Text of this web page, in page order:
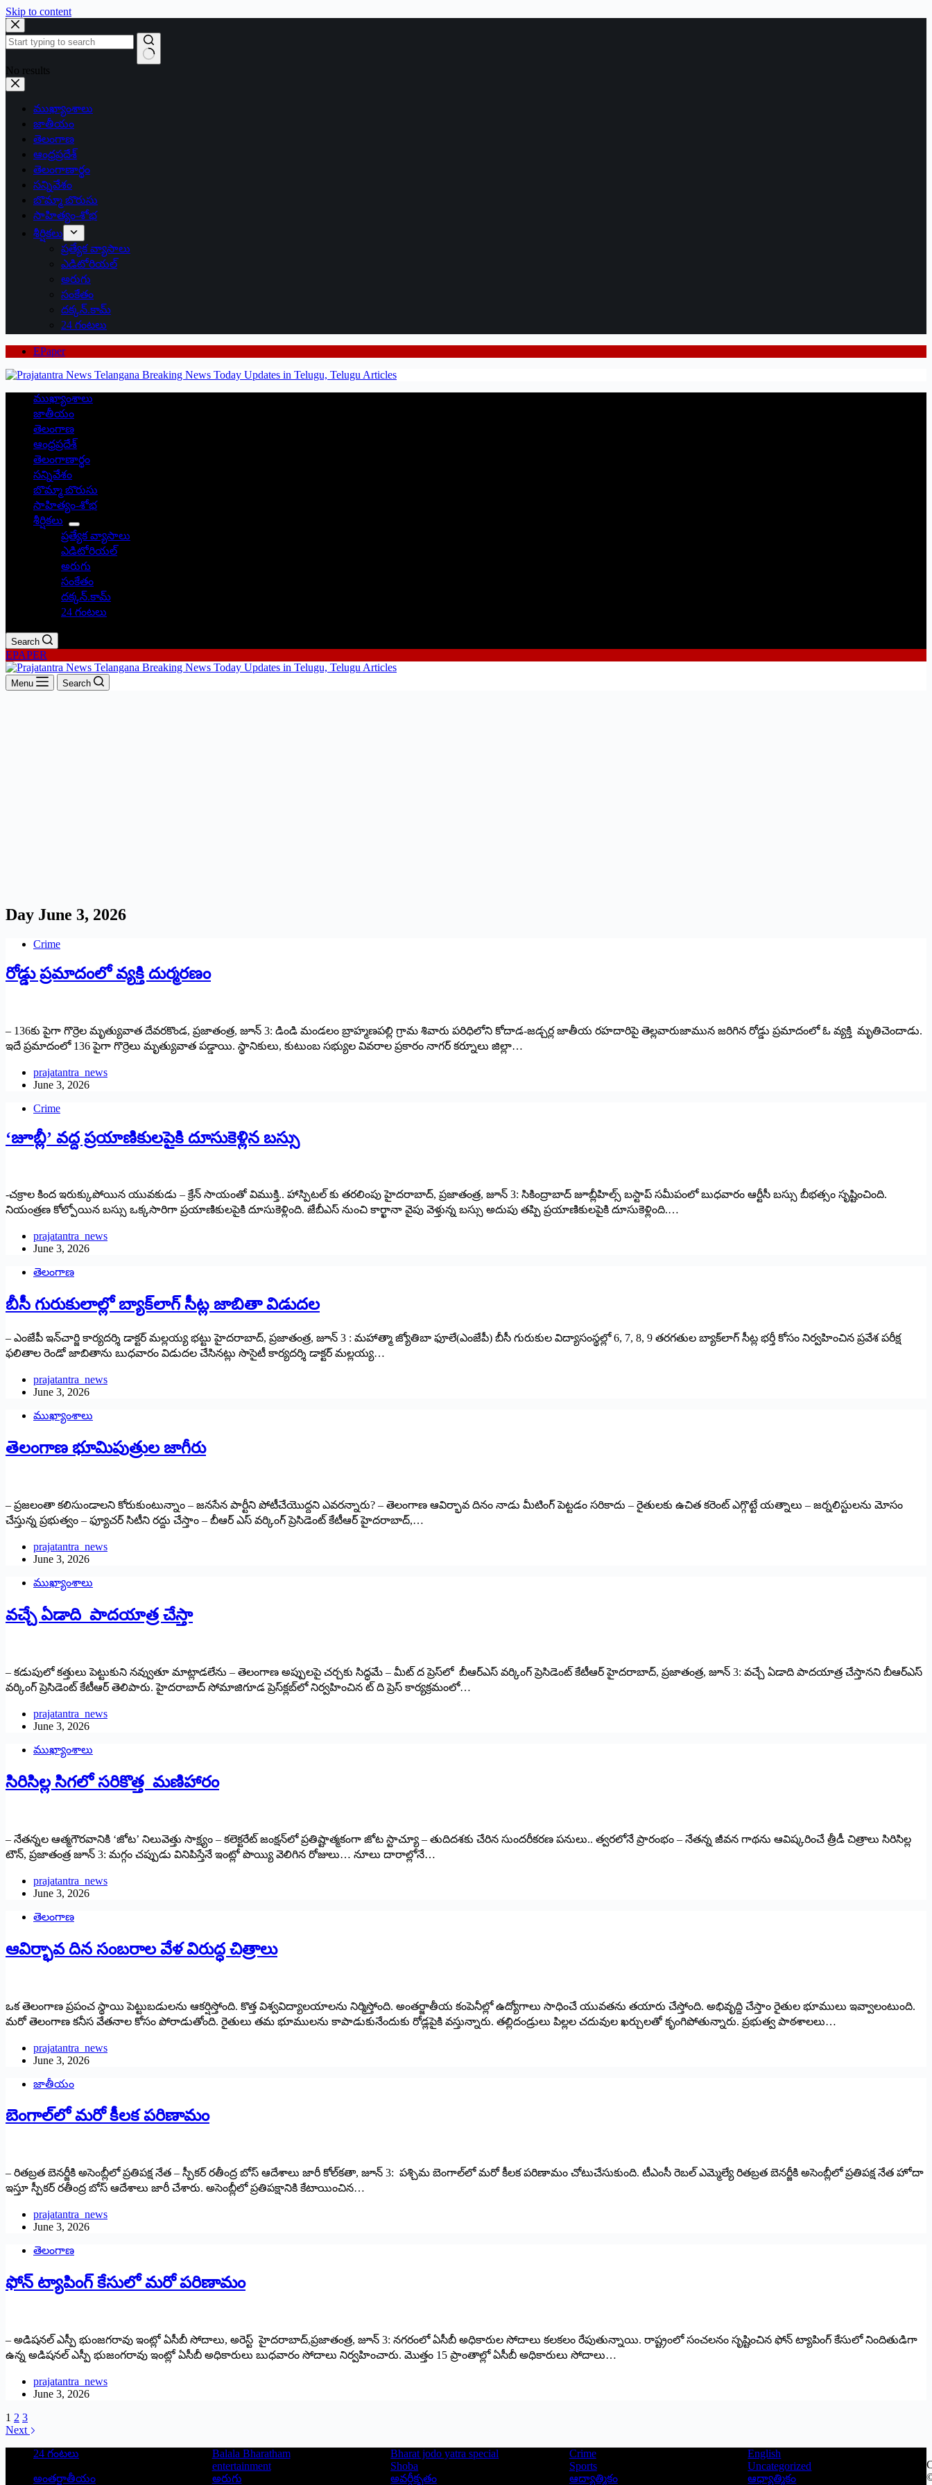
Skip to content
No results
ముఖ్యాంశాలు
జాతీయం
తెలంగాణ
ఆంధ్రప్రదేశ్
తెలంగాణార్థం
సన్నివేశం
బొమ్మా బొరుసు
సాహిత్యం-శోభ
శీర్షికలు
ప్రత్యేక వ్యాసాలు
ఎడిటోరియల్
అరుగు
సంకేతం
దక్కన్.కామ్
24 గంటలు
EPaper
ముఖ్యాంశాలు
జాతీయం
తెలంగాణ
ఆంధ్రప్రదేశ్
తెలంగాణార్థం
సన్నివేశం
బొమ్మా బొరుసు
సాహిత్యం-శోభ
శీర్షికలు
ప్రత్యేక వ్యాసాలు
ఎడిటోరియల్
అరుగు
సంకేతం
దక్కన్.కామ్
24 గంటలు
Search
EPAPER
Menu Search
Day June 3, 2026
Crime
రోడ్డు ప్రమాదంలో వ్యక్తి దుర్మరణం
– 136కు పైగా గొర్రెల మృత్యువాత దేవరకొండ, ప్రజాతంత్ర, జూన్ 3: డిండి మండలం బ్రాహ్మణపల్లి గ్రామ శివారు పరిధిలోని కోదాడ-జడ్చర్ల జాతీయ రహదారిపై తెల్లవారుజామున జరిగిన రోడ్డు ప్రమాదంలో ఓ వ్యక్తి మృతిచెందాడు.
ఇదే ప్రమాదంలో 136 పైగా గొర్రెలు మృత్యువాత పడ్డాయి. స్థానికులు, కుటుంబ సభ్యుల వివరాల ప్రకారం నాగర్ కర్నూలు జిల్లా…
prajatantra_news
June 3, 2026
Crime
‘జూబ్లీ’ వద్ద ప్రయాణికులపైకి దూసుకెళ్లిన బస్సు
-చక్రాల కింద ఇరుక్కుపోయిన యువకుడు – క్రేన్ సాయంతో విముక్తి.. హాస్పిటల్ కు తరలింపు హైదరాబాద్, ప్రజాతంత్ర, జూన్ 3: సికింద్రాబాద్ జూబ్లీహిల్స్ బస్టాప్ సమీపంలో బుధవారం ఆర్టీసీ బస్సు బీభత్సం సృష్టించింది.
నియంత్రణ కోల్పోయిన బస్సు ఒక్కసారిగా ప్రయాణికులపైకి దూసుకెళ్లింది. జేబీఎస్ నుంచి కార్ఖానా వైపు వెళ్తున్న బస్సు అదుపు తప్పి ప్రయాణికులపైకి దూసుకెళ్లింది.…
prajatantra_news
June 3, 2026
తెలంగాణ
బీసీ గురుకులాల్లో బ్యాక్‌లాగ్ సీట్ల జాబితా విడుదల
– ఎంజేపీ ఇన్‌చార్జి కార్యదర్శి డాక్టర్ మల్లయ్య భట్టు హైదరాబాద్, ప్రజాతంత్ర, జూన్ 3 : మహాత్మా జ్యోతిబా ఫూలే(ఎంజేపీ) బీసీ గురుకుల విద్యాసంస్థల్లో 6, 7, 8, 9 తరగతుల బ్యాక్‌లాగ్ సీట్ల భర్తీ కోసం నిర్వహించిన ప్రవేశ పరీక్ష
ఫలితాల రెండో జాబితాను బుధవారం విడుదల చేసినట్లు సొసైటీ కార్యదర్శి డాక్టర్ మల్లయ్య…
prajatantra_news
June 3, 2026
ముఖ్యాంశాలు
తెలంగాణ భూమిపుత్రుల జాగీరు
– ప్ర‌జ‌లంతా క‌లిసుండాల‌ని కోరుకుంటున్నాం – జ‌న‌సేన పార్టీని పోటీచేయొద్ద‌ని ఎవ‌ర‌న్నారు? – తెలంగాణ ఆవిర్భావ దినం నాడు మీటింగ్ పెట్ట‌డం స‌రికాదు – రైతుల‌కు ఉచిత క‌రెంట్ ఎగ్గొట్టే య‌త్నాలు – జ‌ర్న‌లిస్టుల‌ను మోసం
చేస్తున్న ప్ర‌భుత్వం – ఫ్యూచ‌ర్ సిటీని ర‌ద్దు చేస్తాం – బీఆర్ ఎస్ వ‌ర్కింగ్ ప్రెసిడెంట్ కేటీఆర్‌ హైద‌రాబాద్‌,…
prajatantra_news
June 3, 2026
ముఖ్యాంశాలు
వచ్చే ఏడాది పాదయాత్ర చేస్తా
– కడుపులో కత్తులు పెట్టుకుని నవ్వుతూ మాట్లాడలేను – తెలంగాణ అప్పులపై చర్చకు సిద్ధ‌మే – మీట్‌ ‌ద ప్రెస్‌లో బీఆర్‌ఎస్‌ ‌వర్కింగ్‌ ‌ప్రెసిడెంట్‌ ‌కేటీఆర్‌ ‌హైదరాబాద్‌, ‌ప్రజాతంత్ర, జూన్‌ 3: ‌వచ్చే ఏడాది పాదయాత్ర చేస్తానని బీఆర్‌ఎస్‌
‌వర్కింగ్‌ ‌ప్రెసిడెంట్‌ ‌కేటీఆర్‌ ‌తెలిపారు. హైదరాబాద్‌ ‌సోమాజిగూడ ప్రెస్‌క్లబ్‌లో నిర్వహించిన ట్‌ ‌ది ప్రెస్‌ ‌కార్యక్రమంలో…
prajatantra_news
June 3, 2026
ముఖ్యాంశాలు
సిరిసిల్ల సిగలో స‌రికొత్త మణిహారం
– నేతన్నల ఆత్మగౌరవానికి ‘జోట’ నిలువెత్తు సాక్ష్యం – కలెక్టరేట్ జంక్షన్‌లో ప్రతిష్టాత్మకంగా జోట స్టాచ్యూ – తుదిదశకు చేరిన సుందరీకరణ పనులు.. త్వరలోనే ప్రారంభం – నేతన్న జీవన గాథను ఆవిష్కరించే త్రీడీ చిత్రాలు సిరిసిల్ల
టౌన్, ప్రజాతంత్ర జూన్ 3: మగ్గం చప్పుడు వినిపిస్తేనే ఇంట్లో పొయ్యి వెలిగిన రోజులు… నూలు దారాల్లోనే…
prajatantra_news
June 3, 2026
తెలంగాణ
ఆవిర్భావ దిన సంబరాల వేళ‌ విరుద్ధ చిత్రాలు
ఒక తెలంగాణ ప్రపంచ స్థాయి పెట్టుబడులను ఆకర్షిస్తోంది. కొత్త విశ్వవిద్యాలయాలను నిర్మిస్తోంది. అంతర్జాతీయ కంపెనీల్లో ఉద్యోగాలు సాధించే యువతను తయారు చేస్తోంది. అభివృద్ది చేస్తాం రైతుల భూములు ఇవ్వాలంటుంది.
మరో తెలంగాణ కనీస వేతనాల కోసం పోరాడుతోంది. రైతులు తమ భూములను కాపాడుకునేందుకు రోడ్లపైకి వస్తున్నారు. తల్లిదండ్రులు పిల్లల చదువుల ఖర్చులతో కృంగిపోతున్నారు. ప్రభుత్వ పాఠశాలలు…
prajatantra_news
June 3, 2026
జాతీయం
బెంగాల్‌లో మరో కీలక పరిణామం
– రితబ్రత బెనర్జీకి అసెంబ్లీలో ప్రతిపక్ష నేత – స్పీకర్‌ ‌రతీంద్ర బోస్‌ ఆదేశాలు జారీ కోల్‌కతా, జూన్‌ 3: ‌పశ్చిమ బెంగాల్‌లో మరో కీలక పరిణామం చోటుచేసుకుంది. టీఎంసీ రెబల్‌ ఎమ్మెల్యే రితబ్రత బెనర్జీకి అసెంబ్లీలో ప్రతిపక్ష నేత హోదా
ఇస్తూ స్పీకర్‌ ‌రతీంద్ర బోస్‌ ఆదేశాలు జారీ చేశారు. అసెంబ్లీలో ప్రతిపక్షానికి కేటాయించిన…
prajatantra_news
June 3, 2026
తెలంగాణ
ఫోన్ ట్యాపింగ్ కేసులో మరో పరిణామం
– అడిషనల్ ఎస్పీ భుంజగరావు ఇంట్లో ఏసీబీ సోదాలు, అరెస్ట్ హైదరాబాద్,ప్రజాతంత్ర, జూన్ 3: నగరంలో ఏసీబీ అధికారుల సోదాలు కలకలం రేపుతున్నాయి. రాష్ట్రంలో సంచలనం సృష్టించిన ఫోన్ ట్యాపింగ్ కేసులో నిందితుడిగా
ఉన్న అడిషనల్ ఎస్పీ భుజంగరావు ఇంట్లో ఏసీబీ అధికారులు బుధవారం సోదాలు నిర్వహించారు. మొత్తం 15 ప్రాంతాల్లో ఏసీబీ అధికారులు సోదాలు…
prajatantra_news
June 3, 2026
1 2 3
Next
24 గంటలు
Balala Bharatham Bharat jodo yatra special Crime
English
entertainment
Shoba Sports
Uncategorized
అంతర్జాతీయం
అరుగు అవర్గీకృతం ఆద్యాత్మికం ఆధ్యాత్మికం